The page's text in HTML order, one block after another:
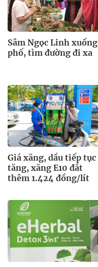
Sâm Ngọc Linh xuống
phố, tìm đường đi xa
Giá xăng, dầu tiếp tục
tăng, xăng E10 đắt
thêm 1.424 đồng/lít